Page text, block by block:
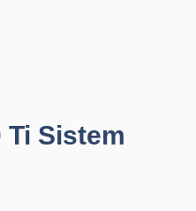
Ti Sistem